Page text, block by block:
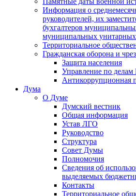
Информация о
руководителей, их
бухгалтеров
муниципальных
Территориальное
Гражданская оборона и
Защита населения
Управление по
Антикоррупционная
Дума
О Думе
Думский вестник
Общая информация
Устав ЛГО
Руководство
Структура
Совет Думы
Полномочия
Сведения об
выделяемых
Контакты
Территориальное